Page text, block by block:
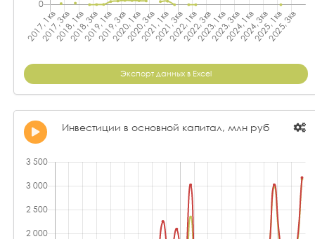
Экспорт данных в Excel
Инвестиции в основной капитал, млн руб